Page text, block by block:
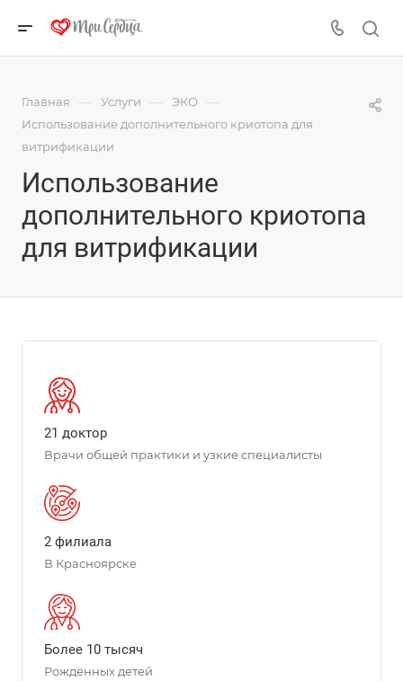
Главная — Услуги — ЭКО —
Использование дополнительного криотопа для
витрификации
Использование
дополнительного криотопа
для витрификации
21 доктор
Врачи общей практики и узкие специалисты
2 филиала
В Красноярске
Более 10 тысяч
Рождённых детей